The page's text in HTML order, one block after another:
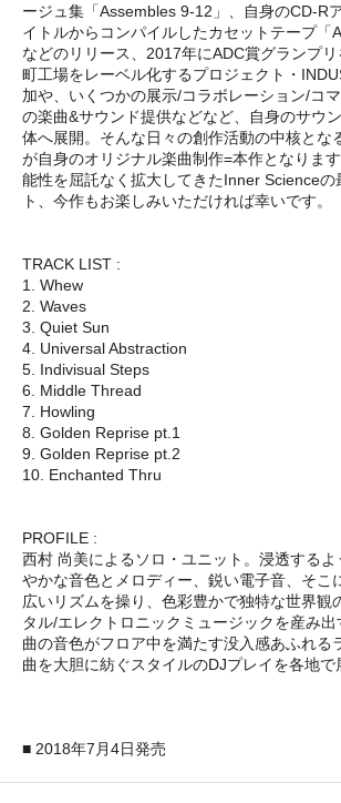
ージュ集「Assembles 9-12」、自身のCD-R
イトルからコンパイルしたカセットテープ「
などのリリース、2017年にADC賞グランプ
町工場をレーベル化するプロジェクト・
加や、いくつかの展示/コラボレーション/コ
の楽曲&サウンド提供などなど、自身のサウ
体へ展開。そんな日々の創作活動の中核とな
が自身のオリジナル楽曲制作=本作となりま
能性を屈託なく拡大してきたInner Scienceの
ト、今作もお楽しみいただければ幸いです。
TRACK LIST :
1. Whew
2. Waves
3. Quiet Sun
4. Universal Abstraction
5. Indivisual Steps
6. Middle Thread
7. Howling
8. Golden Reprise pt.1
9. Golden Reprise pt.2
10. Enchanted Thru
PROFILE :
西村 尚美によるソロ・ユニット。浸透する
やかな音色とメロディー、鋭い電子音、そこ
広いリズムを操り、色彩豊かで独特な世界観
タル/エレクトロニックミュージックを産み
曲の音色がフロア中を満たす没入感あふれる
曲を大胆に紡ぐスタイルのDJプレイを各地で
■ 2018年7月4日発売